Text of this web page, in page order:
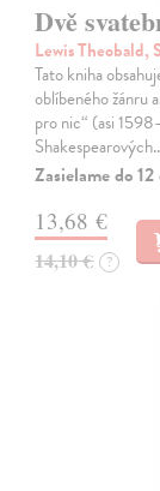
Dvě
Lewis Theobald,
Tato kniha
oblíbeného žánru
pro nic“ (asi
Zasielame do
13,68 €
14,10 € ?